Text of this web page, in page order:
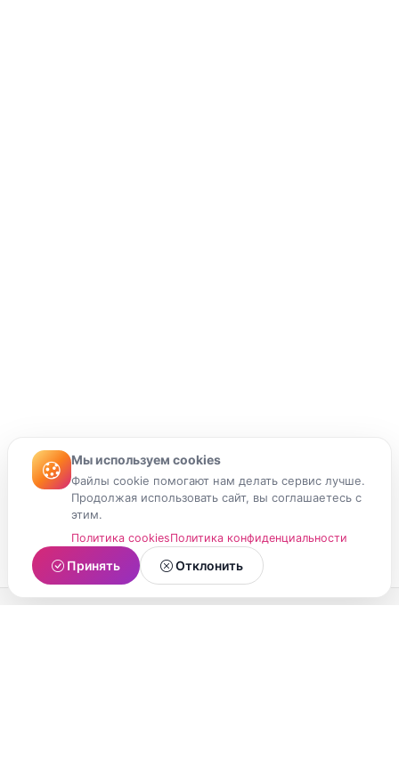
Мы используем cookies
Файлы cookie помогают нам делать сервис лучше.
Продолжая использовать сайт, вы соглашаетесь с
этим.
Политика cookiesПолитика конфиденциальности
Принять Отклонить